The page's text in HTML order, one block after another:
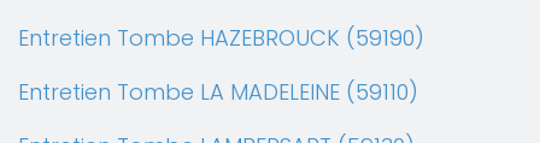
Entretien Tombe HAZEBROUCK (59190)
Entretien Tombe LA MADELEINE (59110)